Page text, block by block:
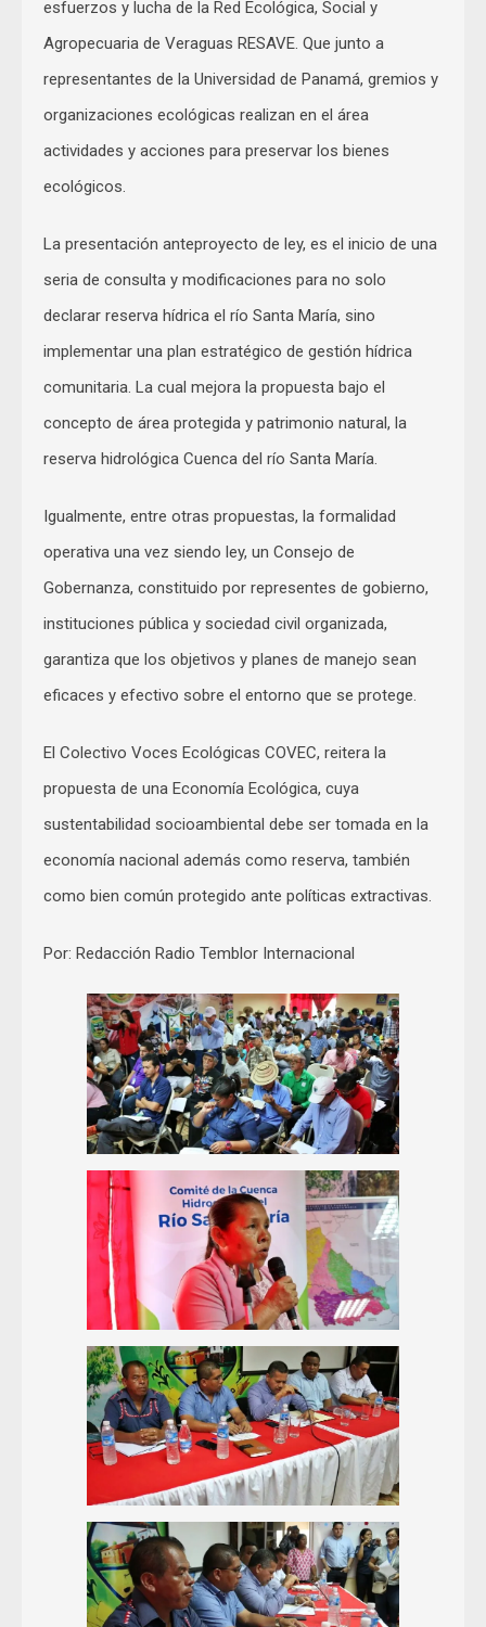
esfuerzos y lucha de la Red Ecológica, Social y
Agropecuaria de Veraguas RESAVE. Que junto a
representantes de la Universidad de Panamá, gremios y
organizaciones ecológicas realizan en el área
actividades y acciones para preservar los bienes
ecológicos.
La presentación anteproyecto de ley, es el inicio de una
seria de consulta y modificaciones para no solo
declarar reserva hídrica el río Santa María, sino
implementar una plan estratégico de gestión hídrica
comunitaria. La cual mejora la propuesta bajo el
concepto de área protegida y patrimonio natural, la
reserva hidrológica Cuenca del río Santa María.
Igualmente, entre otras propuestas, la formalidad
operativa una vez siendo ley, un Consejo de
Gobernanza, constituido por representes de gobierno,
instituciones pública y sociedad civil organizada,
garantiza que los objetivos y planes de manejo sean
eficaces y efectivo sobre el entorno que se protege.
El Colectivo Voces Ecológicas COVEC, reitera la
propuesta de una Economía Ecológica, cuya
sustentabilidad socioambiental debe ser tomada en la
economía nacional además como reserva, también
como bien común protegido ante políticas extractivas.
Por: Redacción Radio Temblor Internacional